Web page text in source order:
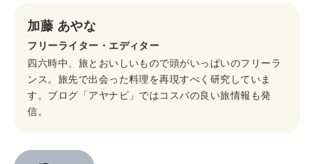
加藤 あやな
フリーライター・エディター
四六時中、旅とおいしいもので頭がいっぱいのフリーラ
ンス。旅先で出会った料理を再現すべく研究していま
す。ブログ「アヤナビ」ではコスパの良い旅情報も発
信。